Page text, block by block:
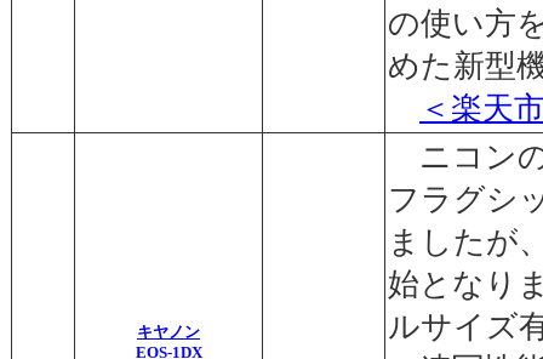
の使い方
めた新型
＜楽天
キヤノン
EOS-1DX
ニコン
フラグシ
ましたが
始となり
ルサイズ